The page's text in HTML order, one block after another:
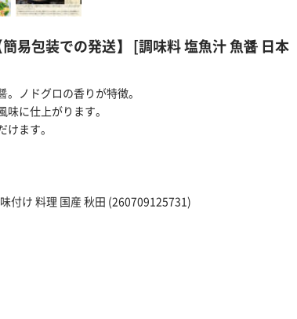
易包装での発送】 [調味料 塩魚汁 魚醤 日本
ノドグロの香りが特徴。
に仕上がります。
ます。
付け 料理 国産 秋田 (260709125731)